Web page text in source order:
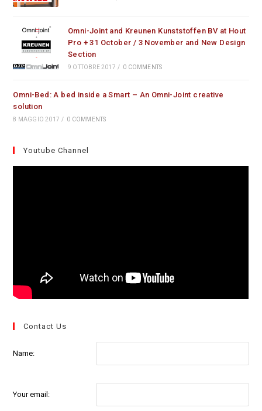
Omni-Joint and Kreunen Kunststoffen BV at Hout
Pro + 31 October / 3 November and New Design
Section
9 OTTOBRE 2017 / 0 COMMENTS
Omni-Bed: A bed inside a Smart – An Omni-Joint creative
solution
8 MAGGIO 2017 / 0 COMMENTS
Youtube Channel
Contact Us
Name:
Your email: